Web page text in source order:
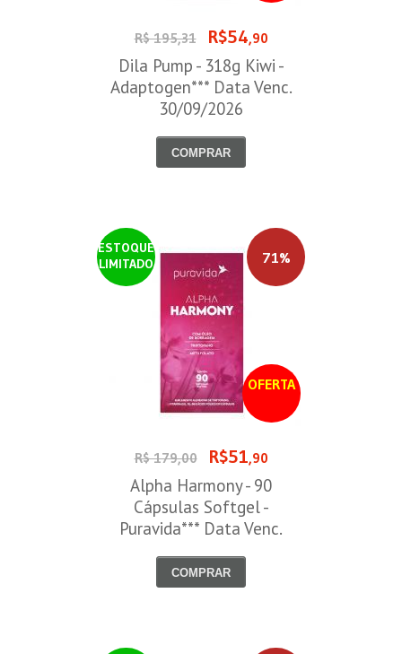
R$ 195,31 R$54,90
Dila Pump - 318g Kiwi -
Adaptogen*** Data Venc.
30/09/2026
COMPRAR
ESTOQUE
LIMITADO
OFERTA
71%
R$ 179,00 R$51,90
Alpha Harmony - 90
Cápsulas Softgel -
Puravida*** Data Venc.
COMPRAR